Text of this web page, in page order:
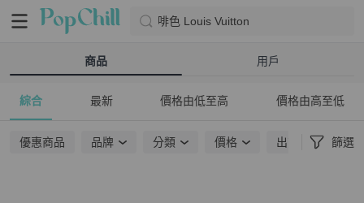
啡色 Louis Vuitton
商品 用戶
綜合 最新 價格由低至高 價格由高至低
優惠商品 品牌 分類 價格 出貨地點 篩選